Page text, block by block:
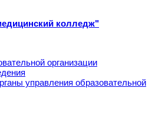
колледж"
организации
управления образовательной